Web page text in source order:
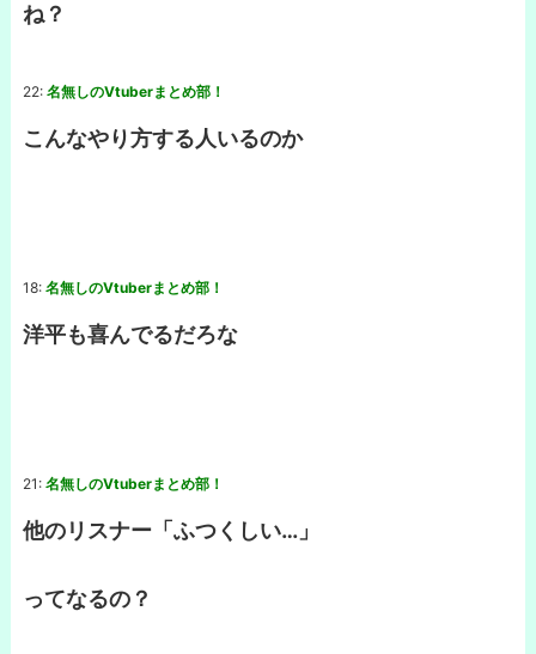
ね？
22: 名無しのVtuberまとめ部！
こんなやり方する人いるのか
18: 名無しのVtuberまとめ部！
洋平も喜んでるだろな
21: 名無しのVtuberまとめ部！
他のリスナー「ふつくしい…」
ってなるの？